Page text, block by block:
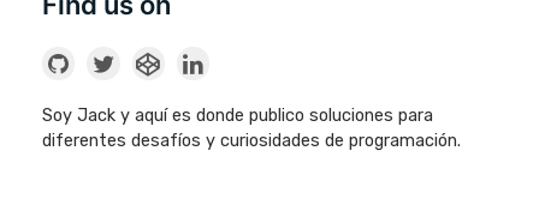
Soy Jack y aquí es donde publico soluciones para
diferentes desafíos y curiosidades de programación.